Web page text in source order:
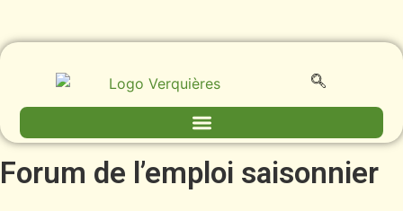
Forum de l’emploi saisonnier